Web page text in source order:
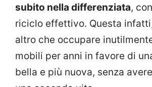
subito nella differenziata,
riciclo effettivo. Questa
altro che occupare
mobili per anni in favore di
bella e più nuova, senza